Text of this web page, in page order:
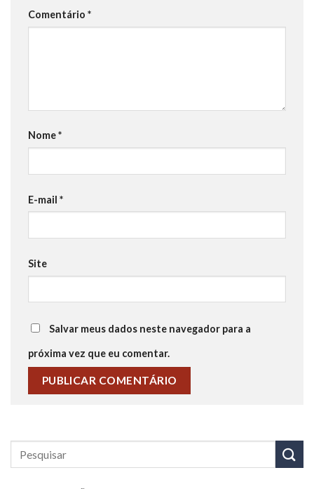
Comentário *
Nome*
E-mail *
Site
Salvar meus dados neste navegador para a
próxima vez que eu comentar.